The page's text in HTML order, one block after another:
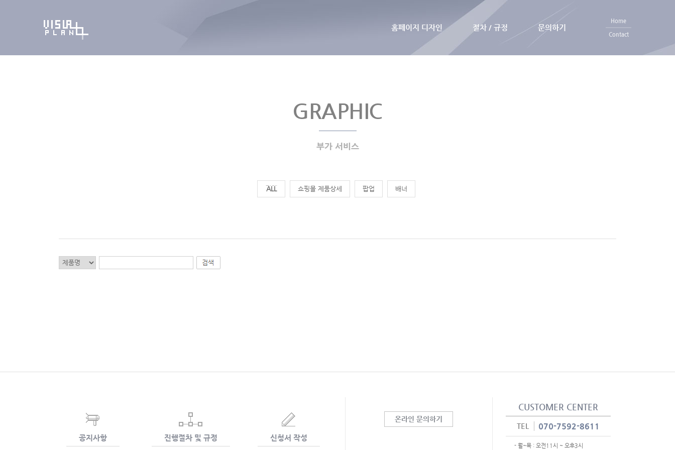
홈페이지 디자인 절차 / 규정 문의하기
Home
Contact
GRAPHIC
부가 서비스
전체 쇼핑몰 제품상세 팝업 배너
공지사항 진행절차 및 규정 신청서 작성
온라인 문의하기
CUSTOMER CENTER
TEL 070-7592-8611
-월~목 :오전11시 ~ 오후3시